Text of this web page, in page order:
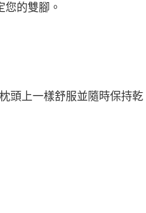
的雙腳。
頭上一樣舒服並隨時保持乾